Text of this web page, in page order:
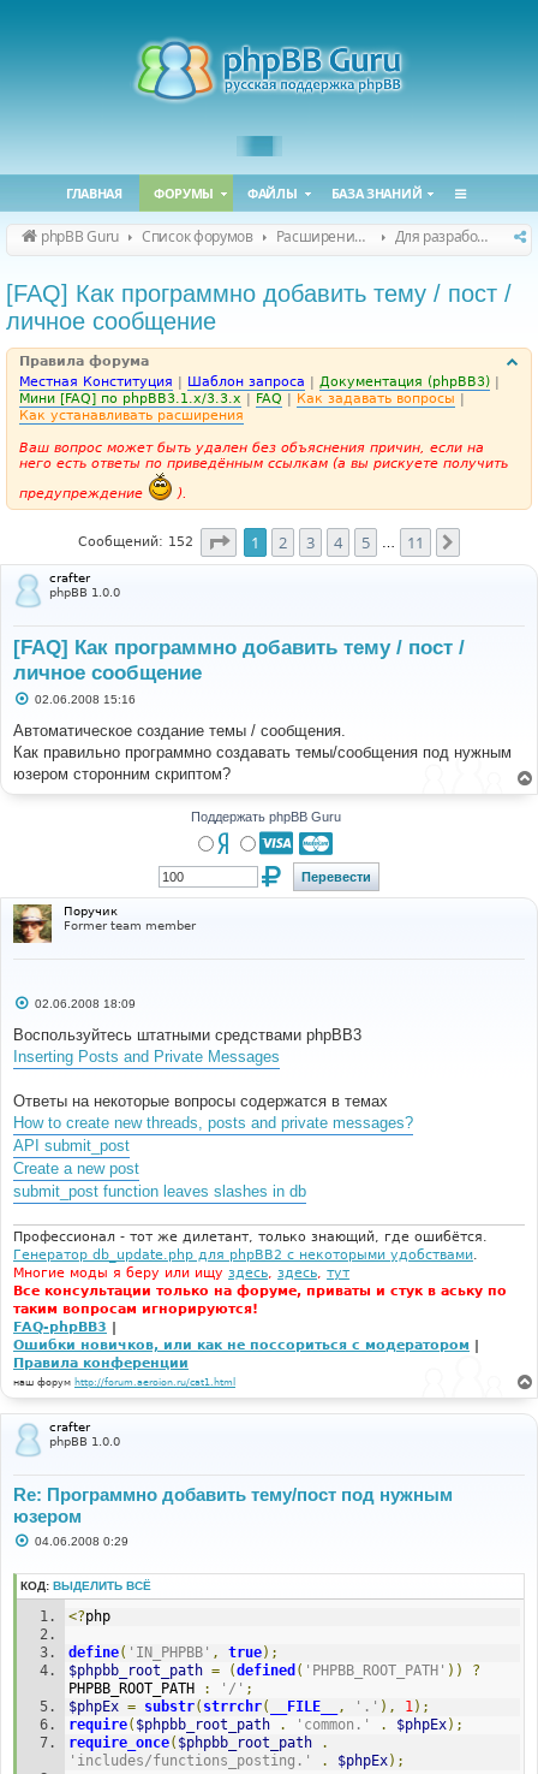
ГЛАВНАЯ ФОРУМЫ ФАЙЛЫ БАЗА ЗНАНИЙ
phpBB Guru Список форумов Расширения phpBB Для разработчиков
[FAQ] Как программно добавить тему / пост /
личное сообщение
Правила форума
Местная Конституция | Шаблон запроса | Документация (phpBB3) |
Мини [FAQ] по phpBB3.1.x/3.3.x | FAQ | Как задавать вопросы |
Как устанавливать расширения
Ваш вопрос может быть удален без объяснения причин, если на
него есть ответы по приведённым ссылкам (а вы рискуете получить
предупреждение
).
Сообщений: 152 Страница 1 из11
1 2 3 4 5 11
crafter
phpBB 1.0.0
[FAQ] Как программно добавить тему / пост /
личное сообщение
С
о
б
щ
е
н
и
02.06.2008 15:16
Автоматическое создание темы / сообщения.
Как правильно программно создавать темы/сообщения под нужным
юзером сторонним скриптом?
Поддержать phpBB Guru
Поручик
Former team member
С
о
б
щ
е
и
02.06.2008 18:09
Воспользуйтесь штатными средствами phpBB3
Inserting Posts and Private Messages
Ответы на некоторые вопросы содержатся в темах
How to create new threads, posts and private messages?
API submit_post
Create a new post
submit_post function leaves slashes in db
Профессионал - тот же дилетант, только знающий, где ошибётся.
Генератор db_update.php для phpBB2 с некоторыми удобствами.
Многие моды я беру или ищу здесь, здесь, тут
Все консультации только на форуме, приваты и стук в аську по
таким вопросам игнорируются!
FAQ-phpBB3
Ошибки новичков, или как не поссориться с модератором
Правила конференции
наш форум http://forum.aeroion.ru/cat1.html
crafter
phpBB 1.0.0
Re: Программно добавить тему/пост под нужным
юзером
С
б
щ
04.06.2008 0:29
КОД: ВЫДЕЛИТЬ ВСЁ
<?php
define( 'IN_PHPBB' , true);
$phpbb_root_path = (defined ( 'PHPBB_ROOT_PATH' ))
?
PHPBB_ROOT_PATH
: '/' ;
$phpEx = substr( strrchr( __FILE__ , '.' ), 1);
require( $phpbb_root_path . 'common.' . $phpEx);
require_once( $phpbb_root_path
.
'includes/functions_posting.'
. $phpEx);